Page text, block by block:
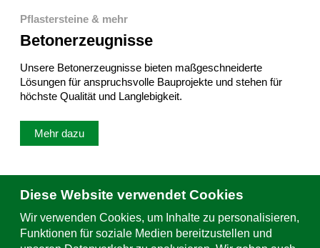
Diese Website verwendet Cookies
Wir verwenden Cookies, um Inhalte zu personalisieren,
Funktionen für soziale Medien bereitzustellen und
Pflastersteine & mehr
Betonerzeugnisse
Unsere Betonerzeugnisse bieten maßgeschneiderte
Lösungen für anspruchsvolle Bauprojekte und stehen für
höchste Qualität und Langlebigkeit.
Mehr dazu